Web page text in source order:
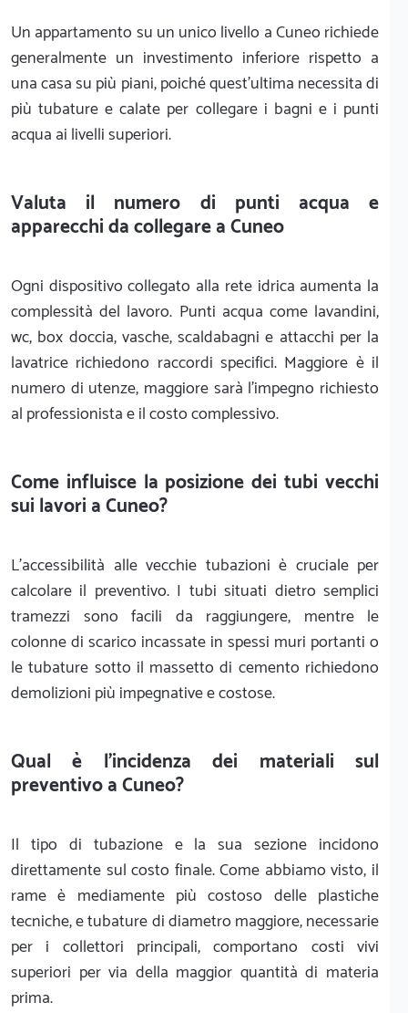
Un appartamento su un unico livello a Cuneo richiede
generalmente un investimento inferiore rispetto a
una casa su più piani, poiché quest'ultima necessita di
più tubature e calate per collegare i bagni e i punti
acqua ai livelli superiori.
Valuta il numero di punti acqua e
apparecchi da collegare a Cuneo
Ogni dispositivo collegato alla rete idrica aumenta la
complessità del lavoro. Punti acqua come lavandini,
wc, box doccia, vasche, scaldabagni e attacchi per la
lavatrice richiedono raccordi specifici. Maggiore è il
numero di utenze, maggiore sarà l'impegno richiesto
al professionista e il costo complessivo.
Come influisce la posizione dei tubi vecchi
sui lavori a Cuneo?
L'accessibilità alle vecchie tubazioni è cruciale per
calcolare il preventivo. I tubi situati dietro semplici
tramezzi sono facili da raggiungere, mentre le
colonne di scarico incassate in spessi muri portanti o
le tubature sotto il massetto di cemento richiedono
demolizioni più impegnative e costose.
Qual è l'incidenza dei materiali sul
preventivo a Cuneo?
Il tipo di tubazione e la sua sezione incidono
direttamente sul costo finale. Come abbiamo visto, il
rame è mediamente più costoso delle plastiche
tecniche, e tubature di diametro maggiore, necessarie
per i collettori principali, comportano costi vivi
superiori per via della maggior quantità di materia
prima.